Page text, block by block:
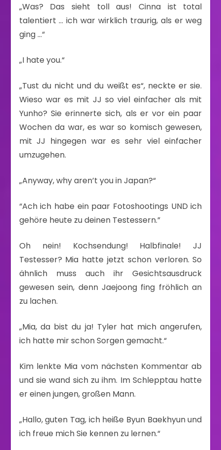
„Was? Das sieht toll aus! Cinna ist total
talentiert … ich war wirklich traurig, als er weg
ging …“
„I hate you.“
„Tust du nicht und du weißt es“, neckte er sie.
Wieso war es mit JJ so viel einfacher als mit
Yunho? Sie erinnerte sich, als er vor ein paar
Wochen da war, es war so komisch gewesen,
mit JJ hingegen war es sehr viel einfacher
umzugehen.
„Anyway, why aren’t you in Japan?“
“Ach ich habe ein paar Fotoshootings UND ich
gehöre heute zu deinen Testessern.”
Oh nein! Kochsendung! Halbfinale! JJ
Testesser? Mia hatte jetzt schon verloren. So
ähnlich muss auch ihr Gesichtsausdruck
gewesen sein, denn Jaejoong fing fröhlich an
zu lachen.
„Mia, da bist du ja! Tyler hat mich angerufen,
ich hatte mir schon Sorgen gemacht.“
Kim lenkte Mia vom nächsten Kommentar ab
und sie wand sich zu ihm. Im Schlepptau hatte
er einen jungen, großen Mann.
„Hallo, guten Tag, ich heiße Byun Baekhyun und
ich freue mich Sie kennen zu lernen.“